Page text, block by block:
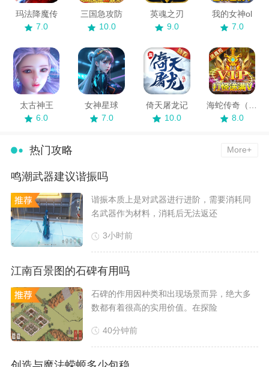
玛法降魔传
7.0
三国急攻防
10.0
英魂之刃
9.0
我的女神ol
7.0
太古神王
6.0
女神星球
7.0
倚天屠龙记
10.0
海蛇传奇（欢乐版）
8.0
热门攻略 More+
鸣潮武器建议谐振吗
​谐振本质上是对武器进行进阶，需要消耗同
名武器作为材料，消耗后无法返还
3小时前
江南百景图的石碑有用吗
​石碑的作用因种类和出现场景而异，绝大多
数都有着很高的实用价值。在探险
40分钟前